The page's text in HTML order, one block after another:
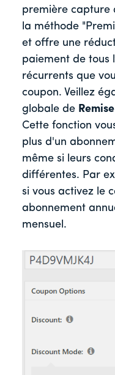
première capture
la méthode
et offre une
paiement de tous
récurrents que
coupon. Veillez
globale de Remise
Cette fonction
plus d'un
même si leurs
différentes. Par
si vous activez le
abonnement
mensuel.